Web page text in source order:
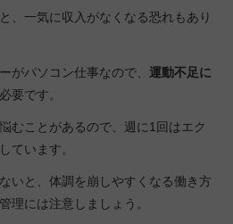
、一気に収入がなくなる恐れもあり
がパソコン仕事なので、 運動不足に
要です。
むことがあるので、週に1回はエク
ています。
いと、体調を崩しやすくなる働き方
理には注意しましょう。